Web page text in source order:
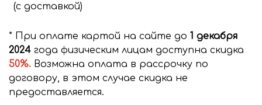
(с доставкой)
* При оплате картой на сайте до 1 декабря
2024 года физическим лицам доступна скидка
50%. Возможна оплата в рассрочку по
договору, в этом случае скидка не
предоставляется.